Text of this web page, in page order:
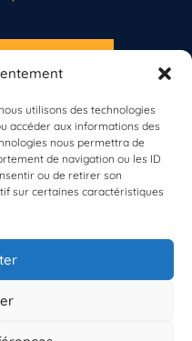
utilisons des technologies
accéder aux informations des
nous permettra de
de navigation ou les ID
ou de retirer son
sur certaines caractéristiques
BioLit
inscrit à Biolit ?
maintenant